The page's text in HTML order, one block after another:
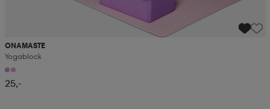
ONAMASTE
Yogablock
25,-